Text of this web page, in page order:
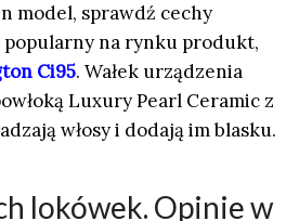
model, sprawdź cechy
na rynku produkt,
Ci95. Wałek urządzenia
Luxury Pearl Ceramic z
włosy i dodają im blasku.
lokówek. Opinie w